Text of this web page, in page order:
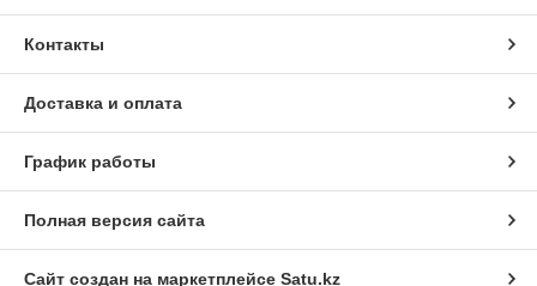
Контакты
Доставка и оплата
График работы
Полная версия сайта
Сайт создан на маркетплейсе Satu.kz